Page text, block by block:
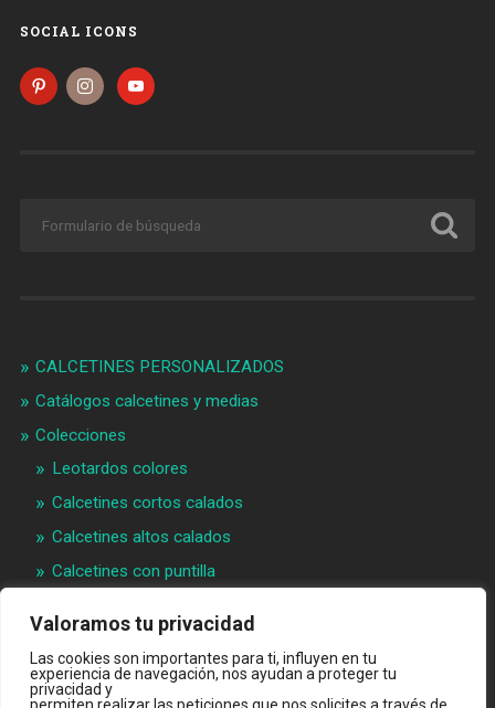
Valoramos tu privacidad
Las cookies son importantes para ti, influyen en tu
experiencia de navegación, nos ayudan a proteger tu
privacidad y
SOCIAL ICONS
CALCETINES PERSONALIZADOS
Catálogos calcetines y medias
Colecciones
Leotardos colores
Calcetines cortos calados
Calcetines altos calados
Calcetines con puntilla
Materias primeras
Videos